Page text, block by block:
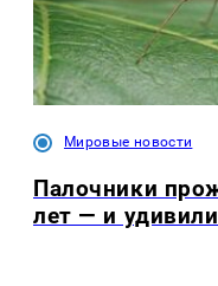
Мировые новости
Палочники
лет — и